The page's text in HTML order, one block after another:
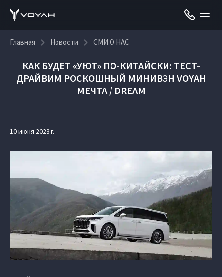
Главная Новости СМИ О НАС
КАК БУДЕТ «УЮТ» ПО-КИТАЙСКИ: ТЕСТ-
ДРАЙВИМ РОСКОШНЫЙ МИНИВЭН VOYAH
МЕЧТА / DREAM
10 июня 2023 г.